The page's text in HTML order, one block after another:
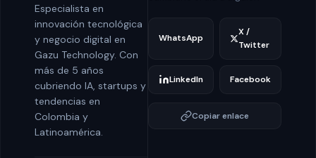
Especialista en
innovación tecnológica
y negocio digital en
Gazu Technology. Con
más de 5 años
cubriendo IA, startups y
tendencias en
Colombia y
Latinoamérica.
WhatsApp
X /
Twitter
LinkedIn Facebook
Copiar enlace